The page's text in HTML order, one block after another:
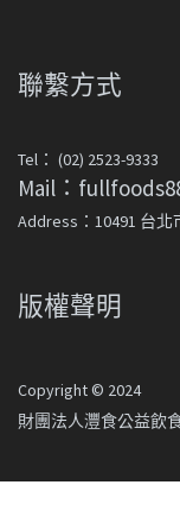
聯繫方式
Tel： (02) 2523-9333
Mail：
Address：10491 台
版權聲明
Copyright © 2024
財團法人灃食公益飲